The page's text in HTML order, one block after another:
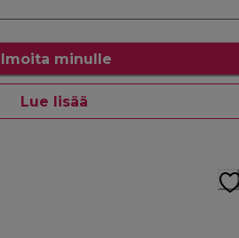
minulle
Lue lisää